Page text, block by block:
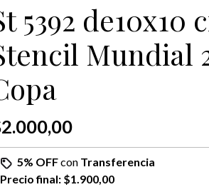
5392 de10x10
Mundial
5% OFFcon Transferencia
Precio final: $1.900,00